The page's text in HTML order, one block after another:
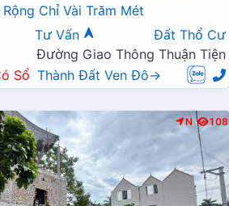
Chỉ Vài Trăm Mét
Tư Vấn
Đất Thổ Cư
Đường Giao Thông Thuận Tiện
Sổ Thành Đất Ven Đô→
N 108